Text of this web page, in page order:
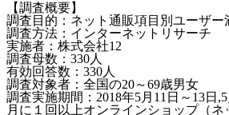
【調査概要】
調査目的：ネット通販項目別ユーザー
調査方法：インターネットリサーチ
実施者：株式会社12
調査母数：330人
有効回答数：330人
調査対象者：全国の20～69歳男女
調査実施期間：2018年5月11日～13日,5
月に１回以上オンラインショップ（